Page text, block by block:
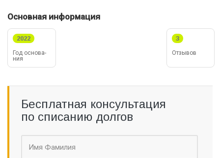
Основная информация
Год ос­но­ва­
ния
2022
Отзывов
3
Бесплатная консультация
по списанию долгов